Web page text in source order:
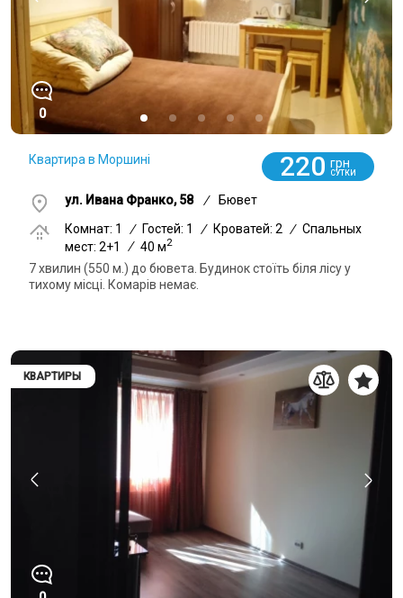
0
Квартира в Моршині 220 грн
СУТКИ
ул. Ивана Франко, 58 /
Бювет
Комнат: 1
/ Гостей: 1 / Кроватей: 2 / Спальных
мест: 2+1
/ 40 м2
7 хвилин (550 м.) до бювета. Будинок стоїть біля лісу у
тихому місці. Комарів немає.
КВАРТИРЫ